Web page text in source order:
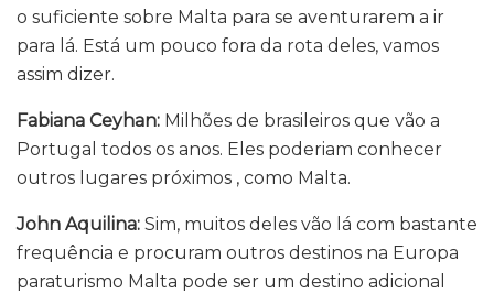
o suficiente sobre Malta para se aventurarem a ir
para lá. Está um pouco fora da rota deles, vamos
assim dizer.
Fabiana Ceyhan: Milhões de brasileiros que vão a
Portugal todos os anos. Eles poderiam conhecer
outros lugares próximos , como Malta.
John Aquilina: Sim, muitos deles vão lá com bastante
frequência e procuram outros destinos na Europa
paraturismo Malta pode ser um destino adicional